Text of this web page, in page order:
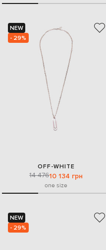
NEW
- 29%
OFF-WHITE
14 47610 134 грн
one size
NEW
- 29%